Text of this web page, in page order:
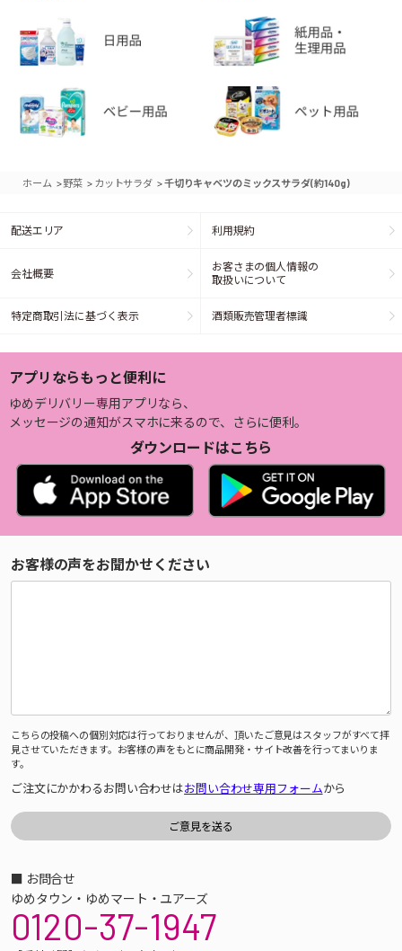
ホーム >野菜 > カットサラダ >千切りキャベツのミックスサラダ(約140g)
配送エリア 利用規約
会社概要
お客さまの個人情報の
取扱いについて
特定商取引法に基づく表示 酒類販売管理者標識
アプリならもっと便利に
ゆめデリバリー専用アプリなら、
メッセージの通知がスマホに来るので、さらに便利。
ダウンロードはこちら
お客様の声をお聞かせください
こちらの投稿への個別対応は行っておりませんが、頂いたご意見はスタッフがすべて拝
見させていただきます。お客様の声をもとに商品開発・サイト改善を行ってまいりま
す。
ご注文にかかわるお問い合わせはお問い合わせ専用フォームから
■ お問合せ
ゆめタウン・ゆめマート・ユアーズ
0120-37-1947